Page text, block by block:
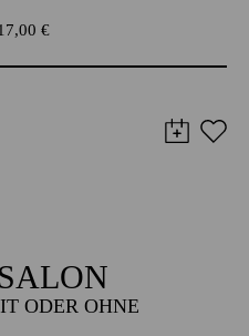
€
ODER OHNE